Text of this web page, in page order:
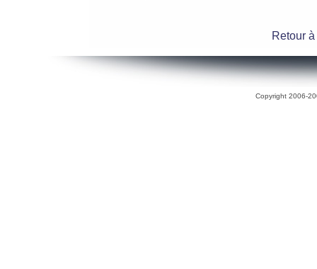
Retour
Copyright 2006-